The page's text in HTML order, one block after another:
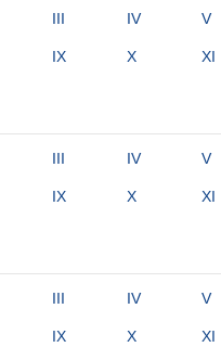
III IV V
IX X XI
III IV V
IX X XI
III IV V
IX X XI